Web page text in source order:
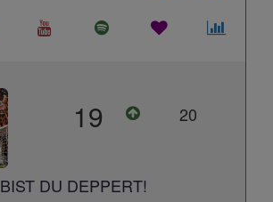
19 20
BIST DU DEPPERT!